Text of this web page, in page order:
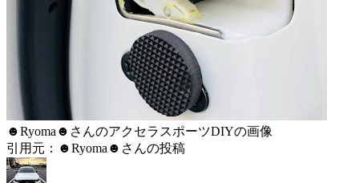
☻Ryoma☻さんのアクセラスポーツDIYの画像
引用元：☻Ryoma☻さんの投稿